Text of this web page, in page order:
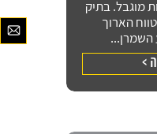
מוגבל. בתיק
הארוך
השמרן...
>